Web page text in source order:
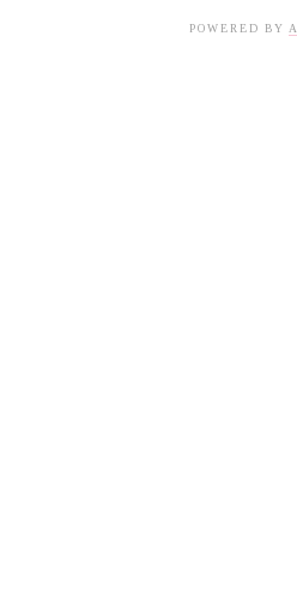
POWERED BY